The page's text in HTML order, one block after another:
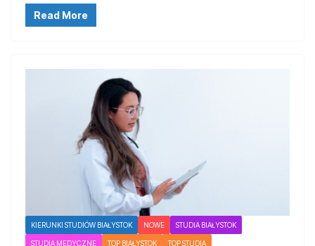
Read More
KIERUNKI STUDIÓW BIAŁYSTOK NOWE STUDIA BIAŁYSTOK
STUDIA MEDYCZNE TOP BIAŁYSTOK TOP STUDIA